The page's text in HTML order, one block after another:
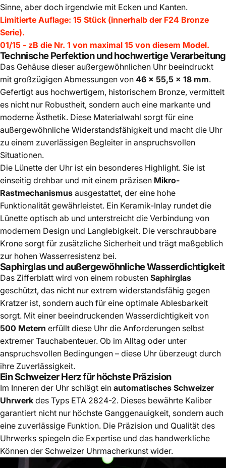
Sinne, aber doch irgendwie mit Ecken und Kanten.
Limitierte Auflage: 15 Stück (innerhalb der F24 Bronze
Serie).
01/15 - zB die Nr. 1 von maximal 15 von diesem Model.
Technische Perfektion und hochwertige Verarbeitung
Das Gehäuse dieser außergewöhnlichen Uhr beeindruckt
mit großzügigen Abmessungen von 46 x 55,5 x 18 mm.
Gefertigt aus hochwertigem, historischem Bronze, vermittelt
es nicht nur Robustheit, sondern auch eine markante und
moderne Ästhetik. Diese Materialwahl sorgt für eine
außergewöhnliche Widerstandsfähigkeit und macht die Uhr
zu einem zuverlässigen Begleiter in anspruchsvollen
Situationen.
Die Lünette der Uhr ist ein besonderes Highlight. Sie ist
einseitig drehbar und mit einem präzisen Mikro-
Rastmechanismus ausgestattet, der eine hohe
Funktionalität gewährleistet. Ein Keramik-Inlay rundet die
Lünette optisch ab und unterstreicht die Verbindung von
modernem Design und Langlebigkeit. Die verschraubbare
Krone sorgt für zusätzliche Sicherheit und trägt maßgeblich
zur hohen Wasserresistenz bei.
Saphirglas und außergewöhnliche Wasserdichtigkeit
Das Zifferblatt wird von einem robusten Saphirglas
geschützt, das nicht nur extrem widerstandsfähig gegen
Kratzer ist, sondern auch für eine optimale Ablesbarkeit
sorgt. Mit einer beeindruckenden Wasserdichtigkeit von
500 Metern erfüllt diese Uhr die Anforderungen selbst
extremer Tauchabenteuer. Ob im Alltag oder unter
anspruchsvollen Bedingungen – diese Uhr überzeugt durch
ihre Zuverlässigkeit.
Ein Schweizer Herz für höchste Präzision
Im Inneren der Uhr schlägt ein automatisches Schweizer
Uhrwerk des Typs ETA 2824-2. Dieses bewährte Kaliber
garantiert nicht nur höchste Ganggenauigkeit, sondern auch
eine zuverlässige Funktion. Die Präzision und Qualität des
Uhrwerks spiegeln die Expertise und das handwerkliche
Können der Schweizer Uhrmacherkunst wider.